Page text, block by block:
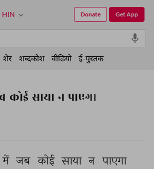
कोई साया न पाएगा
में जब कोई साया न पाएगा
HIN Get App
Donate
शेर शब्दकोश वीडियो ई-पुस्तक